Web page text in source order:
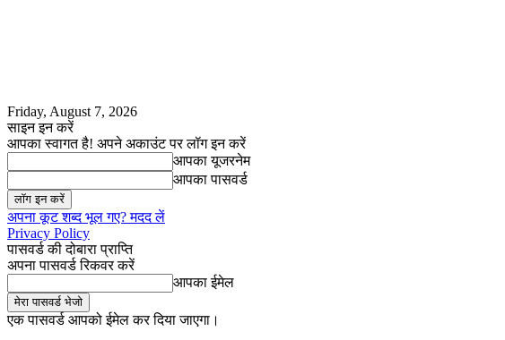
Friday, August 7, 2026
साइन इन करें
आपका स्वागत है! अपने अकाउंट पर लॉग इन करें
आपका यूजरनेम
आपका पासवर्ड
अपना कूट शब्द भूल गए? मदद लें
Privacy Policy
पासवर्ड की दोबारा प्राप्ति
अपना पासवर्ड रिकवर करें
आपका ईमेल
एक पासवर्ड आपको ईमेल कर दिया जाएगा।